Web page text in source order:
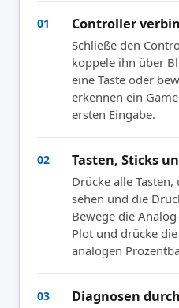
01 Controller
Schließe den
koppele ihn über
eine Taste oder
erkennen ein
ersten Eingabe.
02 Tasten, Sticks
Drücke alle
sehen und die
Bewege die
Plot und drücke
analogen
03 Diagnosen